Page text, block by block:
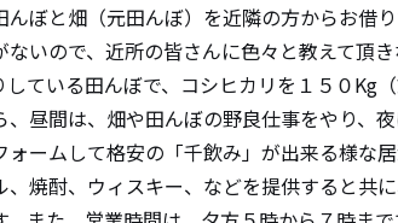
ぼと畑（元田んぼ）を近隣の方からお借
いので、近所の皆さんに色々と教えて頂
ている田んぼで、コシヒカリを１５０Kg
、昼間は、畑や田んぼの野良仕事をやり、
ームして格安の「千飲み」が出来る様な居
焼酎、ウィスキー、などを提供すると共